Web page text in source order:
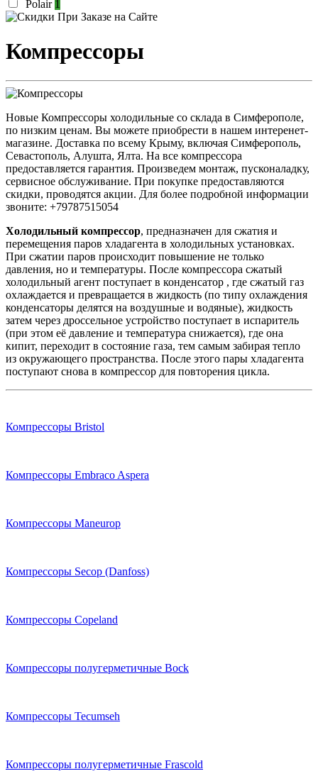
Polair 1
Компрессоры
Новые Компрессоры холодильные со склада в Симферополе,
по низким ценам. Вы можете приобрести в нашем интеренет-
магазине. Доставка по всему Крыму, включая Симферополь,
Севастополь, Алушта, Ялта. На все компрессора
предоставляется гарантия. Произведем монтаж, пусконаладку,
сервисное обслуживание. При покупке предоставляются
скидки, проводятся акции. Для более подробной информации
звоните: +79787515054
Холодильный компрессор, предназначен для сжатия и
перемещения паров хладагента в холодильных установках.
При сжатии паров происходит повышение не только
давления, но и температуры. После компрессора сжатый
холодильный агент поступает в конденсатор , где сжатый газ
охлаждается и превращается в жидкость (по типу охлаждения
конденсаторы делятся на воздушные и водяные), жидкость
затем через дроссельное устройство поступает в испаритель
(при этом её давление и температура снижается), где она
кипит, переходит в состояние газа, тем самым забирая тепло
из окружающего пространства. После этого пары хладагента
поступают снова в компрессор для повторения цикла.
Компрессоры Bristol
Компрессоры Embraco Aspera
Компрессоры Maneurop
Компрессоры Secop (Danfoss)
Компрессоры Copeland
Компрессоры полугерметичные Bock
Компрессоры Tecumseh
Компрессоры полугерметичные Frascold